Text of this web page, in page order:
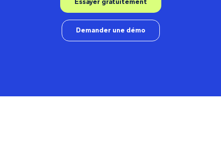
Essayer gratuitement
Demander une démo